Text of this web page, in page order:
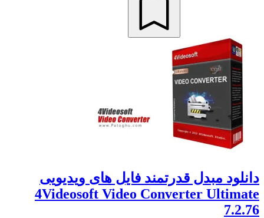
دانلود مبدل قدرتمند فایل های ویدیویی
4Videosoft Video Converter Ultimate
7.2.76